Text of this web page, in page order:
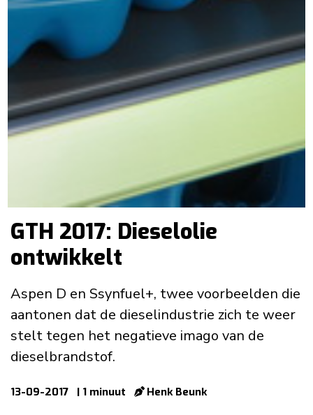
GTH 2017: Dieselolie
ontwikkelt
Aspen D en Ssynfuel+, twee voorbeelden die
aantonen dat de dieselindustrie zich te weer
stelt tegen het negatieve imago van de
dieselbrandstof.
13-09-2017 | 1 minuut Henk Beunk